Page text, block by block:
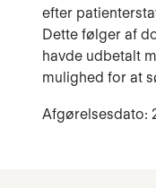
efter
Dette følger af
havde udbetalt
mulighed for at
Afgørelsesdato: